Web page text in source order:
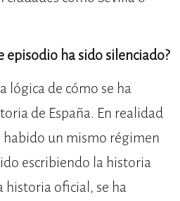
episodio ha sido silenciado?
lógica de cómo se ha
de España. En realidad
habido un mismo régimen
escribiendo la historia
historia oficial, se ha